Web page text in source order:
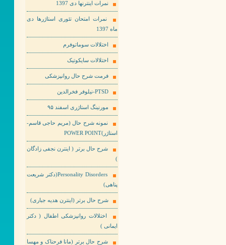
نمرات اینترنها دی 1397
نمرات امتحان تئوری استاژرها دی
ماه 1397
اختلالات سوماتوفرم
اختلالات سایکوتیک
فرمت شرح حال روانپزشکی
PTSD-نیلوفر فخرالدین
مورنینگ استاژری اسفند ۹۵
نمونه شرح حال (مریم حاجی قاسم-
استاژر)POWER POINT
شرح حال برتر ( اینترن نجفی زادگان
)
Personality Disorders(دکتر شریعت
پناهی)
شرح حال برتر (اینترن هدیه جباری)
اختلالات روانپزشکی اطفال ( دکتر
ایمانی )
شرح حال برتر (مانا فرحناک و مهسا